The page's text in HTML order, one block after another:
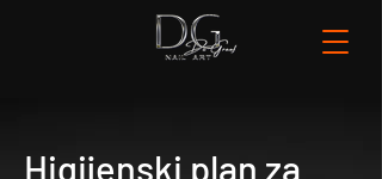
Higijenski plan za